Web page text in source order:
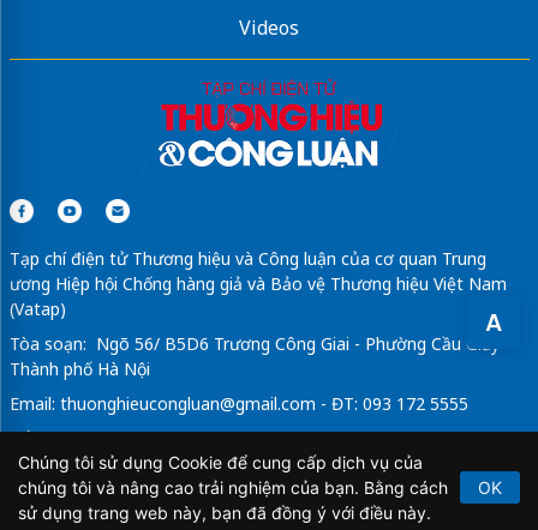
A
Videos
Tạp chí điện tử Thương hiệu và Công luận của cơ quan Trung
ương Hiệp hội Chống hàng giả và Bảo vệ Thương hiệu Việt Nam
(Vatap)
Tòa soạn: Ngõ 56/ B5D6 Trương Công Giai - Phường Cầu Giấy -
Thành phố Hà Nội
Email: thuonghieucongluan@gmail.com - ĐT: 093 172 5555
Tổng Biên Tập: Vũ Đức Thuận
Giấy phép hoạt động báo chí điện tử số 64/GP-BTTTT do Bộ
Thông tin và Truyền thông cấp ngày 21/2/2020.
Chúng tôi sử dụng Cookie để cung cấp dịch vụ của
chúng tôi và nâng cao trải nghiệm của bạn. Bằng cách
sử dụng trang web này, bạn đã đồng ý với điều này.
OK